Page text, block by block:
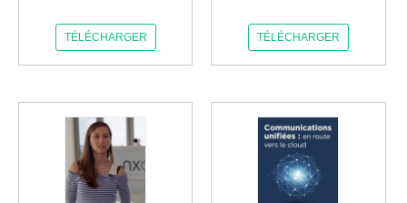
TÉLÉCHARGER TÉLÉCHARGER